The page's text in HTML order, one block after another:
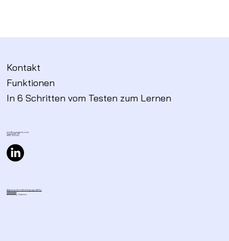
Kontakt
Funktionen
In 6 Schritten vom Testen zum Lernen
hello@knowledgelab.cloud
Fauststraße 48,
81827 München
Allgemeine Geschäftsbedingungen (AGBs)
Datenschutz
Impressum
Accessibility Statement